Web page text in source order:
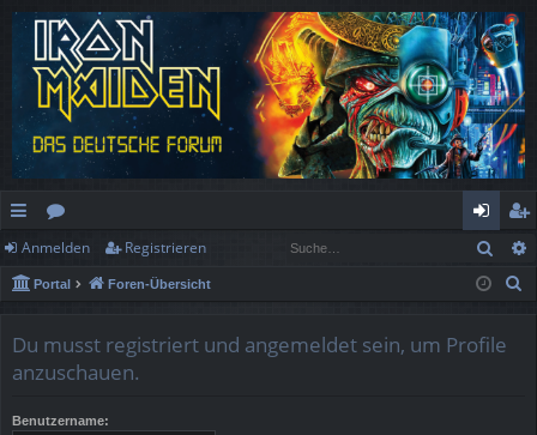
ch
ne
ug
or
en
n
m
eg
ist
Anmelden Registrieren
Portal Foren-Übersicht
Du musst registriert und angemeldet sein, um Profile
anzuschauen.
Benutzername: